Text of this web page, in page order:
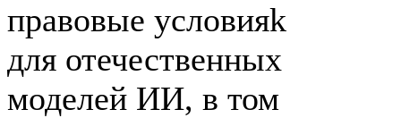
правовые условияk
для отечественных
моделей ИИ, в том